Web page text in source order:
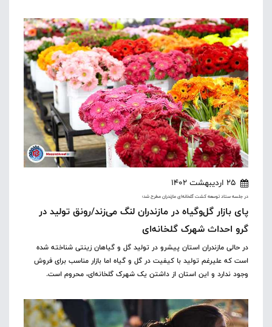
25 اردیبهشت 1402
در جلسه ستاد توسعه کشت گلخانه‌ای مازندران مطرح شد؛
پای بازار گل‌وگیاه در مازندران لنگ می‌زند/رونق تولید در
گرو احداث شهرک گلخانه‌ای
در حالی مازندران استان پیشرو در تولید گل و گیاهان زینتی شناخته شده
است که علیرغم تولید با کیفیت در گل و گیاه اما بازار مناسب برای فروش
وجود ندارد و این استان از داشتن یک شهرک گلخانه‌ای، محروم است.